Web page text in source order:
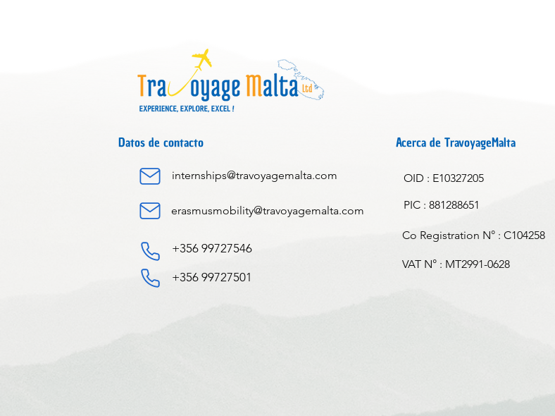
Datos de contacto
internships@travoyagemalta.com
erasmusmobility@travoyagemalta.com
+356 99727546
+356 99727501
Acerca de TravoyageMalta
OID : E10327205
PIC : 881288651
Co Registration N° : C104258
VAT N° : MT2991-0628